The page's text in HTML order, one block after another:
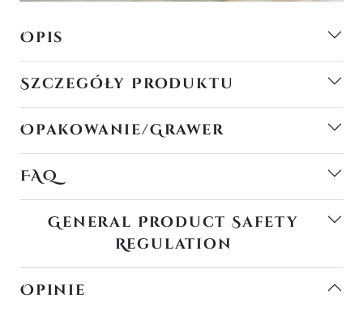
Opis
Szczegóły Produktu
Opakowanie/Grawer
FAQ
General Product Safety
Regulation
Opinie